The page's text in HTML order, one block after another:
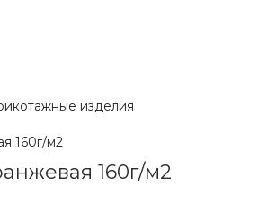
изделия
160г/м2
160г/м2